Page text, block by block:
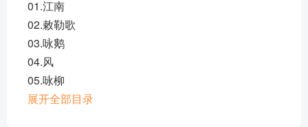
01.江南
02.敕勒歌
03.咏鹅
04.风
05.咏柳
06.凉州词（黄河远上白云间）
展开全部目录